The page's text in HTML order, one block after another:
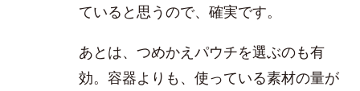
ていると思うので、確実です。
あとは、つめかえパウチを選ぶのも有
効。容器よりも、使っている素材の量が